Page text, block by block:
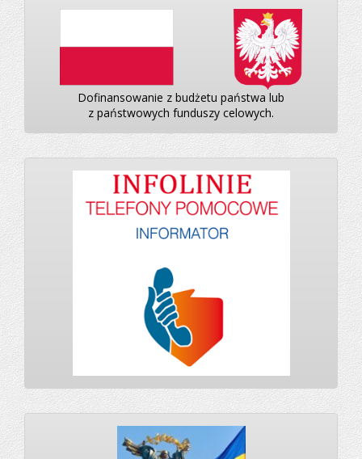
Dofinansowanie z budżetu państwa lub
z państwowych funduszy celowych.